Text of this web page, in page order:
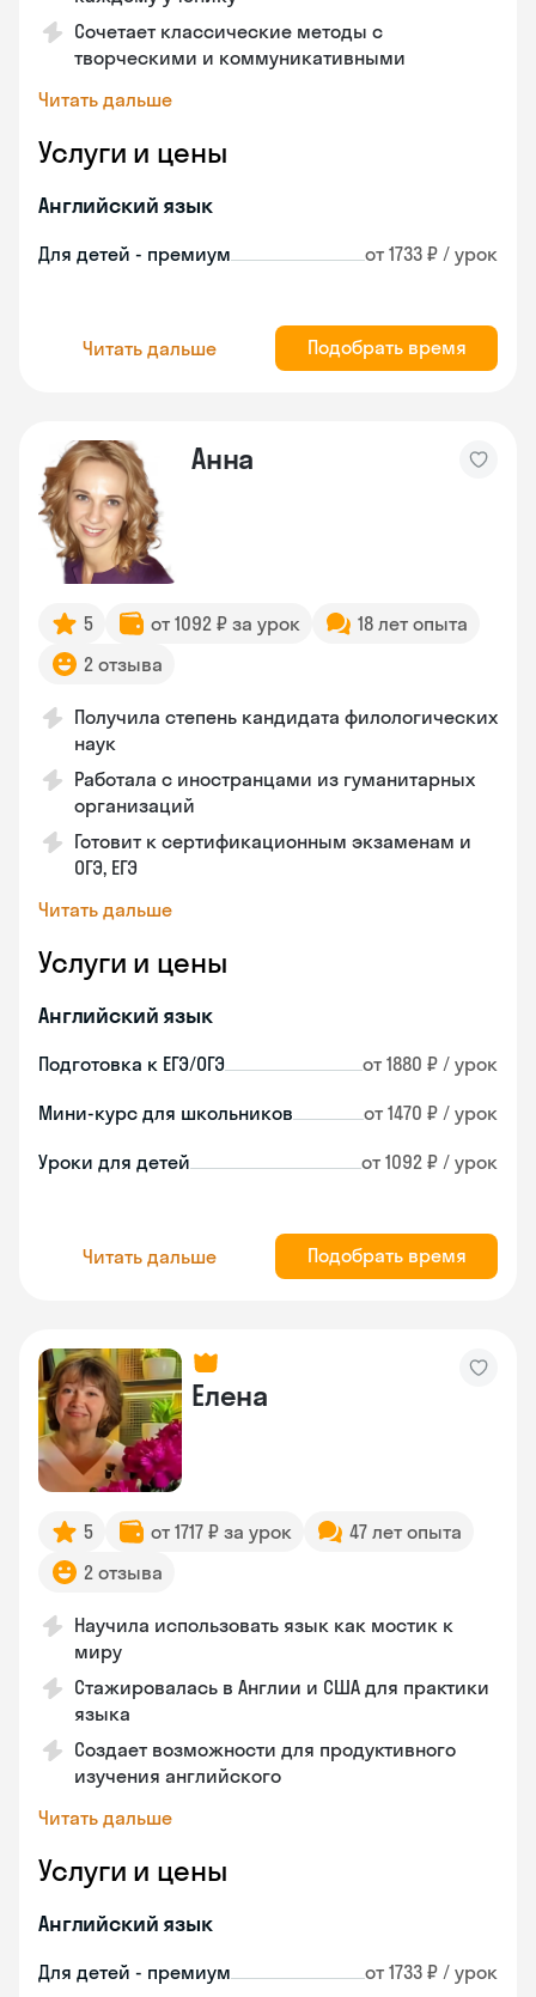
Сочетает классические методы с
творческими и коммуникативными
Читать дальше
Услуги и цены
Английский язык
Для детей - премиум от 1733 ₽ / урок
Читать дальше Подобрать время
Анна
5 от 1092 ₽ за урок
18 лет опыта
2 отзыва
Получила степень кандидата филологических
наук
Работала с иностранцами из гуманитарных
организаций
Готовит к сертификационным экзаменам и
ОГЭ, ЕГЭ
Читать дальше
Услуги и цены
Английский язык
Подготовка к ЕГЭ/ОГЭ от 1880 ₽ / урок
Мини-курс для школьников от 1470 ₽ / урок
Уроки для детей от 1092 ₽ / урок
Читать дальше Подобрать время
Елена
5 от 1717 ₽ за урок
47 лет опыта
2 отзыва
Научила использовать язык как мостик к
миру
Стажировалась в Англии и США для практики
языка
Создает возможности для продуктивного
изучения английского
Читать дальше
Услуги и цены
Английский язык
Для детей - премиум от 1733 ₽ / урок